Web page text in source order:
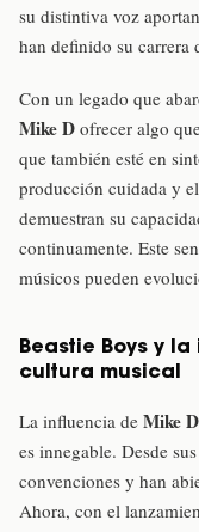
su distintiva voz
han definido su carrera
Con un legado que
Mike D ofrecer algo
que también esté en
producción cuidada y
demuestran su
continuamente. Este
músicos pueden
Beastie Boys y
cultura musical
La influencia de Mike D
es innegable. Desde
convenciones y han
Ahora, con el